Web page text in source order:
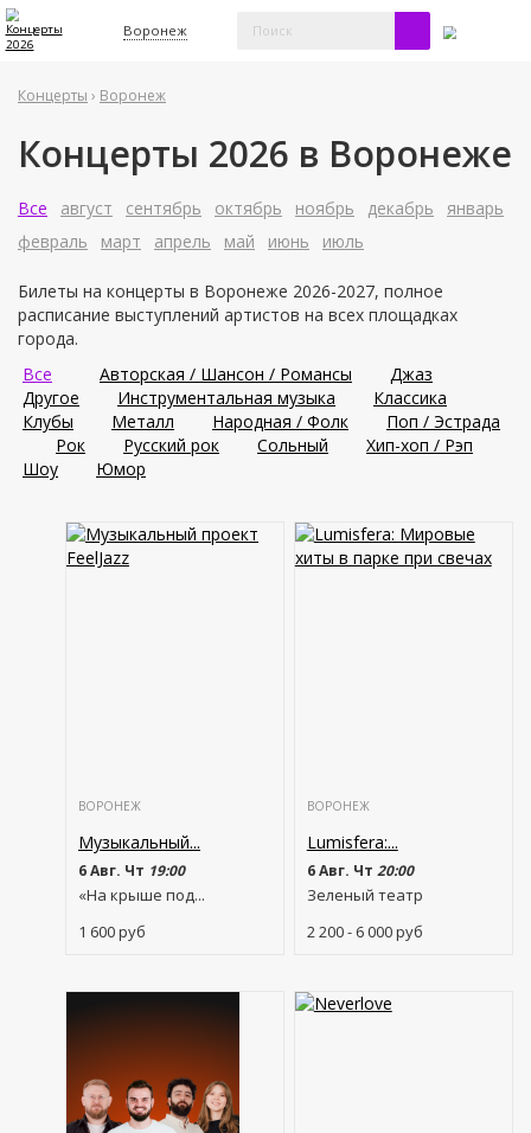
Воронеж
Концерты › Воронеж
Концерты 2026 в Воронеже
Все август сентябрь октябрь ноябрь декабрь
январь
февраль
март апрель май июнь июль
Билеты на концерты в Воронеже 2026-2027, полное
расписание выступлений артистов на всех площадках
города.
Все
Авторская / Шансон / Романсы
Джаз
Другое
Инструментальная музыка
Классика
Клубы
Металл Народная / Фолк
Поп / Эстрада
Рок
Русский рок Сольный
Хип-хоп / Рэп
Шоу
Юмор
ВОРОНЕЖ
Музыкальный...
6 Авг. Чт 19:00
«На крыше под...
1 600руб
ВОРОНЕЖ
Lumisfera:...
6 Авг. Чт 20:00
Зеленый театр
2 200 - 6 000руб